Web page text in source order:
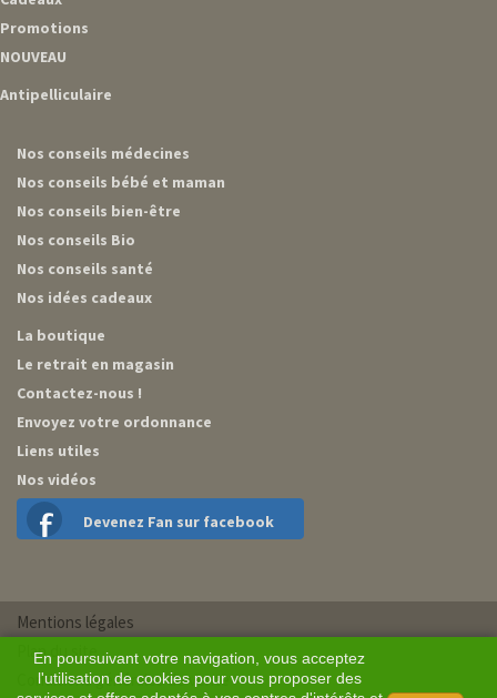
Promotions
NOUVEAU
Antipelliculaire
Nos conseils médecines
Nos conseils bébé et maman
Nos conseils bien-être
Nos conseils Bio
Nos conseils santé
Nos idées cadeaux
La boutique
Le retrait en magasin
Contactez-nous !
Envoyez votre ordonnance
Liens utiles
Nos vidéos
Devenez Fan sur facebook
En poursuivant votre navigation, vous acceptez
l'utilisation de cookies pour vous proposer des
Mentions légales
Plan du site
Conditions générales de vente